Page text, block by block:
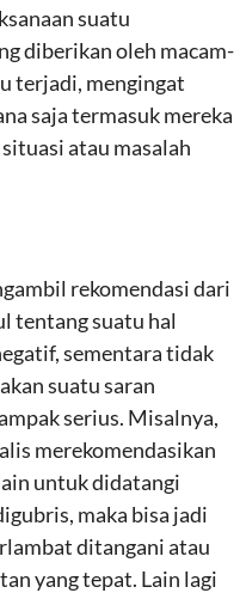
suatu
diberikan oleh macam-
terjadi, mengingat
saja termasuk mereka
atau masalah
rekomendasi dari
tentang suatu hal
sementara tidak
suatu saran
serius. Misalnya,
merekomendasikan
untuk didatangi
maka bisa jadi
ditangani atau
yang tepat. Lain lagi